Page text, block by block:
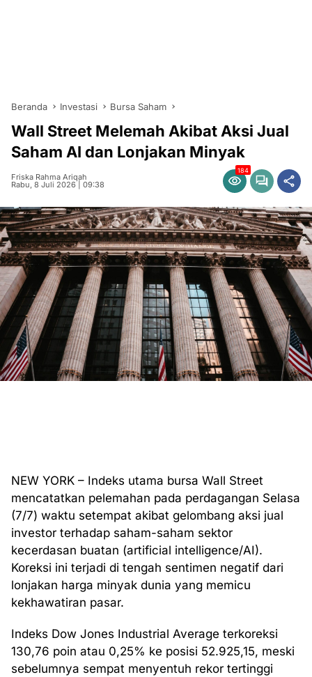
Beranda Investasi Bursa Saham
Wall Street Melemah Akibat Aksi Jual
Saham AI dan Lonjakan Minyak
Friska Rahma Ariqah
Rabu, 8 Juli 2026 | 09:38
184
NEW YORK – Indeks utama bursa Wall Street
mencatatkan pelemahan pada perdagangan Selasa
(7/7) waktu setempat akibat gelombang aksi jual
investor terhadap saham-saham sektor
kecerdasan buatan (artificial intelligence/AI).
Koreksi ini terjadi di tengah sentimen negatif dari
lonjakan harga minyak dunia yang memicu
kekhawatiran pasar.
Indeks Dow Jones Industrial Average terkoreksi
130,76 poin atau 0,25% ke posisi 52.925,15, meski
sebelumnya sempat menyentuh rekor tertinggi